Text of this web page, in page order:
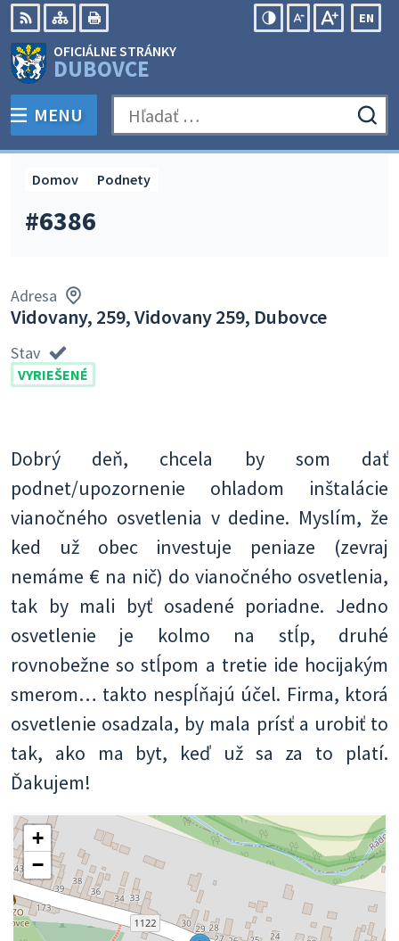
Preskočiť
na
obsah
RSS Mapa
EN
OFICIÁLNE STRÁNKY
DUBOVCE
PREPNÚŤ
MENU Hľadať:
#6386
Domov Podnety
Adresa
Vidovany, 259, Vidovany 259, Dubovce
Stav
VYRIEŠENÉ
Dobrý deň, chcela by som dať
podnet/upozornenie ohladom inštalácie
vianočného osvetlenia v dedine. Myslím, že
ked už obec investuje peniaze (zevraj
nemáme € na nič) do vianočného osvetlenia,
tak by mali byť osadené poriadne. Jedno
osvetlenie je kolmo na stĺp, druhé
rovnobežne so stĺpom a tretie ide hocijakým
smerom… takto nespĺňajú účel. Firma, ktorá
osvetlenie osadzala, by mala prísť a urobiť to
tak, ako ma byt, keď už sa za to platí.
Ďakujem!
+
−